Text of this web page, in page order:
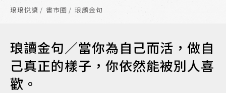
琅琅悅讀 書市圈 琅讀金句
琅讀金句／當你為自己而活，做自
己真正的樣子，你依然能被別人喜
歡。